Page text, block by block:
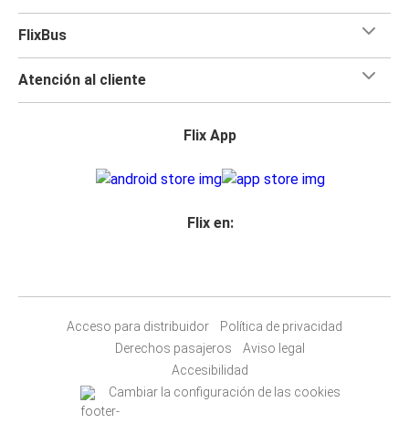
FlixBus
Atención al cliente
Flix App
Flix en:
Acceso para distribuidor
Política de privacidad
Derechos pasajeros
Aviso legal
Accesibilidad
Cambiar la configuración de las cookies